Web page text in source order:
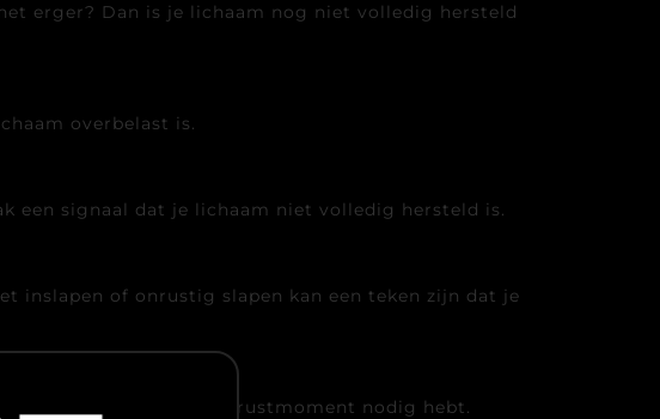
erger? Dan is je lichaam nog niet volledig hersteld
overbelast is.
een signaal dat je lichaam niet volledig hersteld is.
inslapen of onrustig slapen kan een teken zijn dat je
indicatie zijn dat je een rustmoment nodig hebt.